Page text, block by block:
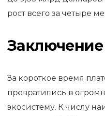
рост всего за четыре
Заключение
За короткое время
превратились в
экосистему. К числу